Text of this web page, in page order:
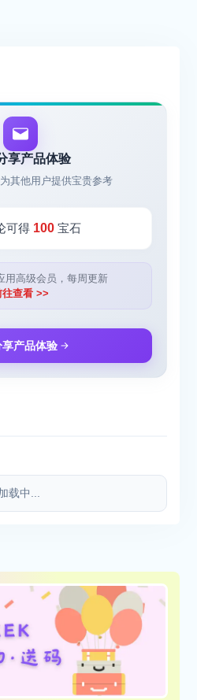
享产品体验
其他用户提供宝贵参考
可得 100宝石
用高级会员，每周更新
往查看 >>
产品体验
载中...